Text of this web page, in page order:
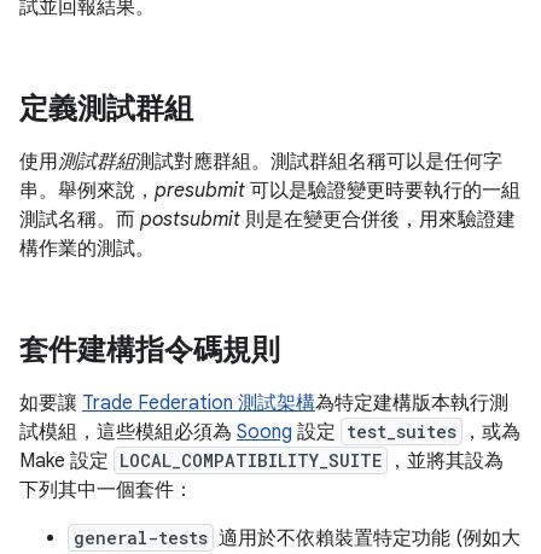
試並回報結果。
定義測試群組
使用測試群組測試對應群組。測試群組名稱可以是任何字
串。舉例來說， presubmit 可以是驗證變更時要執行的一組
測試名稱。而 postsubmit 則是在變更合併後，用來驗證建
構作業的測試。
套件建構指令碼規則
如要讓 Trade Federation 測試架構為特定建構版本執行測
試模組，這些模組必須為 Soong 設定 test_suites
，或為
Make 設定 LOCAL_COMPATIBILITY_SUITE
，並將其設為
下列其中一個套件：
general-tests 適用於不依賴裝置特定功能 (例如大